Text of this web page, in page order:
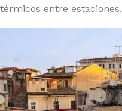
térmicos entre estaciones.